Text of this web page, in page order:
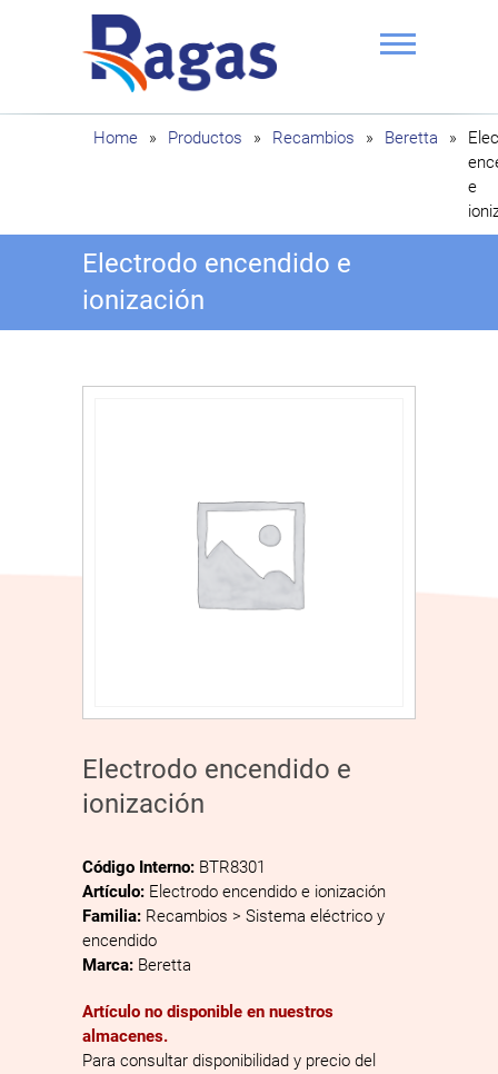
Ragas
Home » Productos » Recambios » Beretta »
e
Electrodo encendido e
ionización
Electrodo encendido e
ionización
Código Interno: BTR8301
Artículo: Electrodo encendido e ionización
Familia: Recambios > Sistema eléctrico y
encendido
Marca: Beretta
Artículo no disponible en nuestros
almacenes.
Para consultar disponibilidad y precio del